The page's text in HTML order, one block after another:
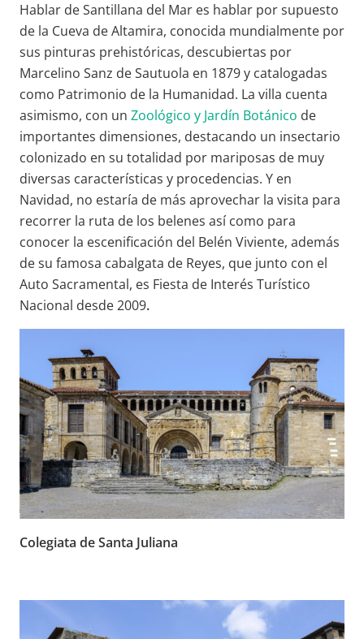
Hablar de Santillana del Mar es hablar por supuesto
de la Cueva de Altamira, conocida mundialmente por
sus pinturas prehistóricas, descubiertas por
Marcelino Sanz de Sautuola en 1879 y catalogadas
como Patrimonio de la Humanidad. La villa cuenta
asimismo, con un Zoológico y Jardín Botánico de
importantes dimensiones, destacando un insectario
colonizado en su totalidad por mariposas de muy
diversas características y procedencias. Y en
Navidad, no estaría de más aprovechar la visita para
recorrer la ruta de los belenes así como para
conocer la escenificación del Belén Viviente, además
de su famosa cabalgata de Reyes, que junto con el
Auto Sacramental, es Fiesta de Interés Turístico
Nacional desde 2009.
Colegiata de Santa Juliana